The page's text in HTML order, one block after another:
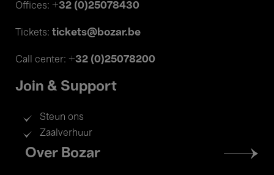
Offices: +32 (0)25078430
Tickets: tickets@bozar.be
Call center: +32 (0)25078200
Join & Support
Steun ons
Zaalverhuur
Footer
menu
Over Bozar